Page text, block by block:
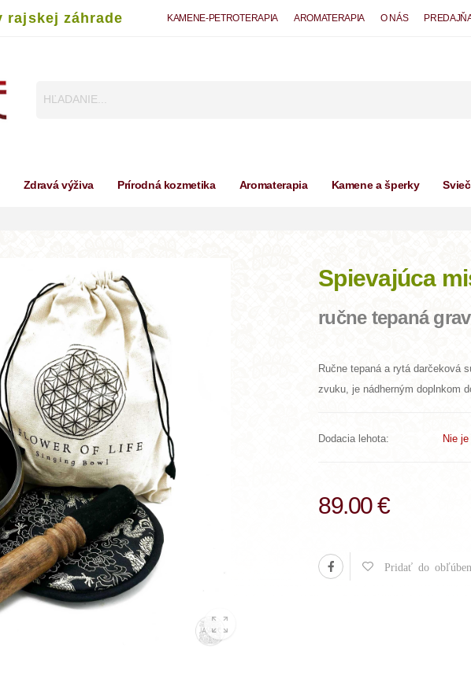
rajskej záhrade KAMENE-PETROTERAPIA AROMATERAPIA O NÁS
Zdravá výživa Prírodná kozmetika Aromaterapia Kamene a šperky
Spievajúca
ručne tepaná
Ručne tepaná a rytá darčeková
zvuku, je nádherným doplnkom
Dodacia lehota: Nie
89.00 €
Pridať do